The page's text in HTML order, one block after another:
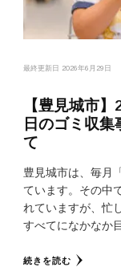
最終更新日 2026年6月29日
【豊見城市
日のゴミ収
て
豊見城市は、毎月
ています。その中
れていますが、忙
すべてになかなか
続きを読む